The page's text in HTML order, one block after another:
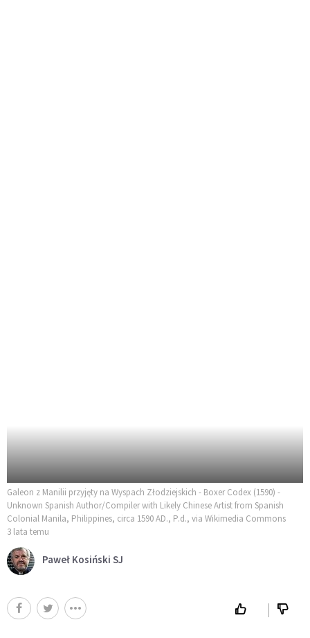
Galeon z Manilii przyjęty na Wyspach Złodziejskich - Boxer Codex (1590) -
Unknown Spanish Author/Compiler with Likely Chinese Artist from Spanish
Colonial Manila, Philippines, circa 1590 AD., P.d., via Wikimedia Commons
3 lata temu
Paweł Kosiński SJ